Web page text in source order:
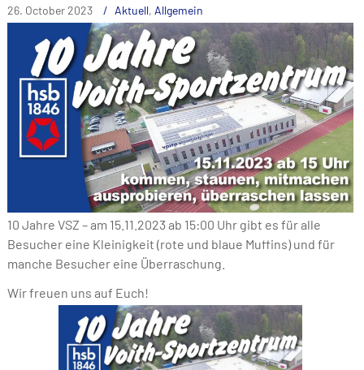
26. October 2023 Aktuell, Allgemein
10 Jahre VSZ – am 15.11.2023 ab 15:00 Uhr gibt es für alle
Besucher eine Kleinigkeit (rote und blaue Muffins) und für
manche Besucher eine Überraschung.
Wir freuen uns auf Euch!